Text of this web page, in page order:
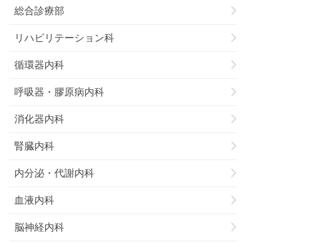
総合診療部
リハビリテーション科
循環器内科
呼吸器・膠原病内科
消化器内科
腎臓内科
内分泌・代謝内科
血液内科
脳神経内科